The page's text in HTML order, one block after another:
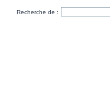
Recherche de :